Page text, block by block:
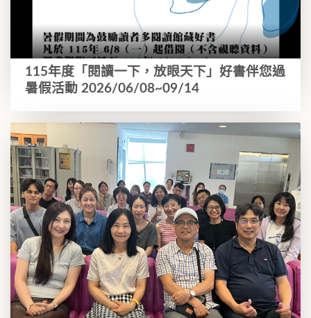
115年度「閱讀一下，放眼天下」好書伴您過
暑假活動 2026/06/08~09/14